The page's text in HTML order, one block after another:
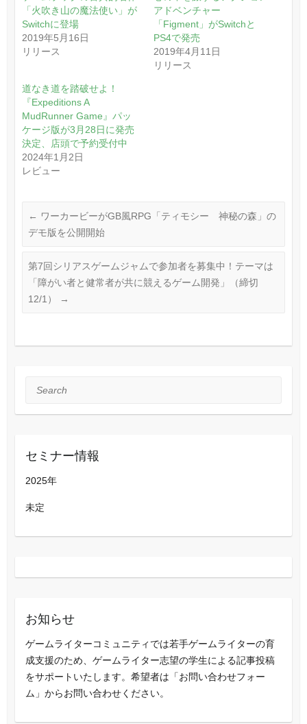
「火吹き山の魔法使い」が
Switchに登場
2019年5月16日
リリース
アドベンチャー
「Figment」がSwitchと
PS4で発売
2019年4月11日
リリース
道なき道を踏破せよ！
『Expeditions A
MudRunner Game』パッ
ケージ版が3月28日に発売
決定、店頭で予約受付中
2024年1月2日
レビュー
← ワーカービーがGB風RPG「ティモシー 神秘の森」の
デモ版を公開開始
第7回シリアスゲームジャムで参加者を募集中！テーマは
「障がい者と健常者が共に競えるゲーム開発」（締切
12/1）
→
Search
セミナー情報
2025年
未定
お知らせ
ゲームライターコミュニティでは若手ゲームライターの育
成支援のため、ゲームライター志望の学生による記事投稿
をサポートいたします。希望者は「お問い合わせフォー
ム」からお問い合わせください。